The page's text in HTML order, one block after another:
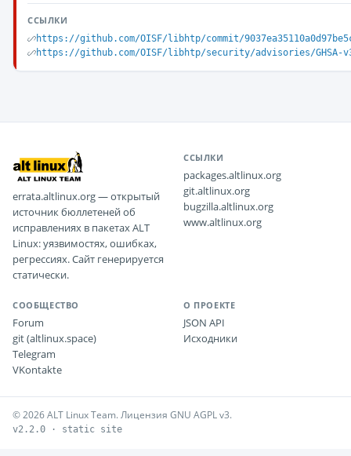
ССЫЛКИ
https://github.com/OISF/libhtp/commit/
https://github.com/OISF/libhtp/security/advisories/GHSA-
errata.altlinux.org — открытый
источник бюллетеней об
исправлениях в пакетах ALT
Linux: уязвимостях, ошибках,
регрессиях. Сайт генерируется
статически.
ССЫЛКИ
packages.altlinux.org
git.altlinux.org
bugzilla.altlinux.org
www.altlinux.org
СООБЩЕСТВО
Forum
git (altlinux.space)
Telegram
VKontakte
О ПРОЕКТЕ
JSON API
Исходники
© 2026 ALT Linux Team. Лицензия GNU AGPL v3.
v2.2.0 · static site